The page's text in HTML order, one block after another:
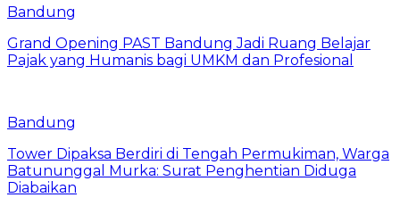
Bandung
Grand Opening PAST Bandung Jadi Ruang Belajar
Pajak yang Humanis bagi UMKM dan Profesional
Bandung
Tower Dipaksa Berdiri di Tengah Permukiman, Warga
Batununggal Murka: Surat Penghentian Diduga
Diabaikan